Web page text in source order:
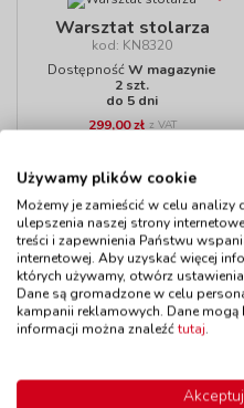
Warsztat stolarza
kod: KN8320
DostępnośćW magazynie
2 szt.
do 5 dni
299,00 zł z VAT
Słuchawki ochronne
kod: KN8505
DostępnośćW magazynie
do 5 dni
Używamy plików cookie
Możemy je zamieścić w celu
ulepszenia naszej strony
treści i zapewnienia Państwu
internetowej. Aby uzyskać więcej
których używamy, otwórz
Dane są gromadzone w celu
kampanii reklamowych. Dane
informacji można znaleźćtutaj.